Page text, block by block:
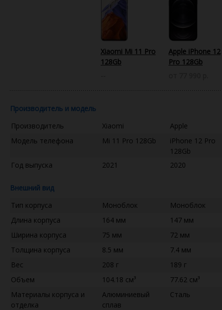
Xiaomi Mi 11 Pro
128Gb
Apple iPhone 12
Pro 128Gb
Производитель и модель
Производитель
Xiaomi
Apple
Модель телефона
Mi 11 Pro 128Gb
iPhone 12 Pro
128Gb
Год выпуска
2021 2020
Внешний вид
Тип корпуса
Моноблок
Моноблок
Длина корпуса
164 мм
147 мм
Ширина корпуса
75 мм
72 мм
Толщина корпуса
8.5 мм
7.4 мм
Вес
208 г
189 г
Объем
104.18 см³
77.62 см³
Материалы корпуса и
отделка
Алюминиевый
сплав
Сталь